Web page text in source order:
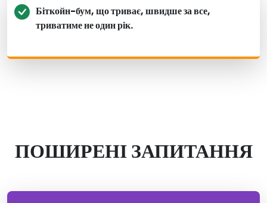
Біткойн-бум, що триває, швидше за все,
триватиме не один рік.
ПОШИРЕНІ ЗАПИТАННЯ